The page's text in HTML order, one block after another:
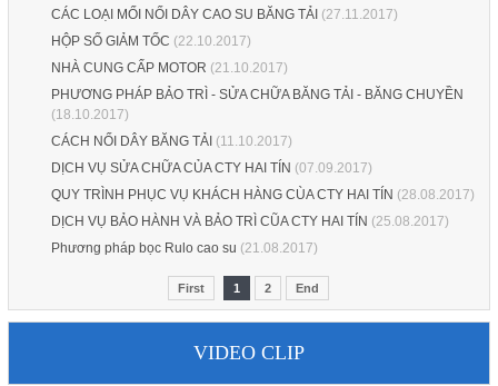
CÁC LOẠI MỐI NỐI DÂY CAO SU BĂNG TẢI (27.11.2017)
HỘP SỐ GIẢM TỐC (22.10.2017)
NHÀ CUNG CẤP MOTOR (21.10.2017)
PHƯƠNG PHÁP BẢO TRÌ - SỬA CHỮA BĂNG TẢI - BĂNG CHUYỀN
(18.10.2017)
CÁCH NỐI DÂY BĂNG TẢI (11.10.2017)
DỊCH VỤ SỬA CHỮA CỦA CTY HAI TÍN (07.09.2017)
QUY TRÌNH PHỤC VỤ KHÁCH HÀNG CÙA CTY HAI TÍN (28.08.2017)
DỊCH VỤ BẢO HÀNH VÀ BẢO TRÌ CŨA CTY HAI TÍN (25.08.2017)
Phương pháp bọc Rulo cao su (21.08.2017)
First 1 2 End
VIDEO CLIP